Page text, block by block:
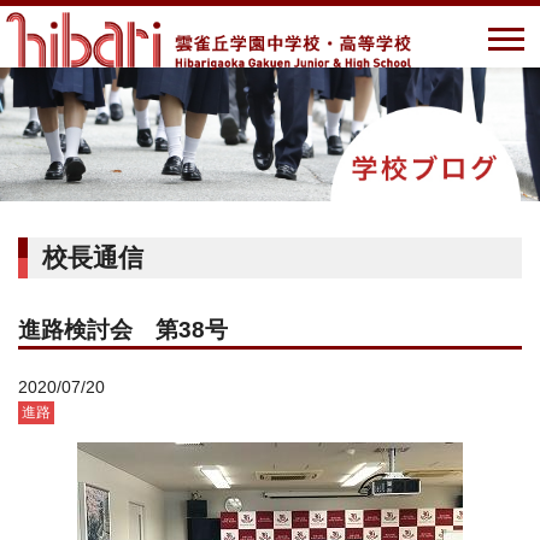
校長通信
進路検討会 第38号
2020/07/20
進路